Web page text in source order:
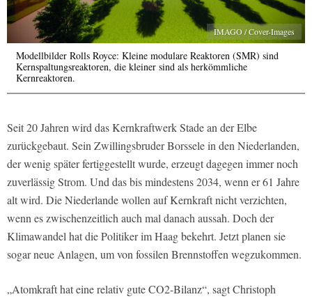
IMAGO / Cover-Images
Modellbilder Rolls Royce: Kleine modulare Reaktoren (SMR) sind
Kernspaltungsreaktoren, die kleiner sind als herkömmliche
Kernreaktoren.
Seit 20 Jahren wird das Kernkraftwerk Stade an der Elbe
zurückgebaut. Sein Zwillingsbruder Borssele in den Niederlanden,
der wenig später fertiggestellt wurde, erzeugt dagegen immer noch
zuverlässig Strom. Und das bis mindestens 2034, wenn er 61 Jahre
alt wird. Die Niederlande wollen auf Kernkraft nicht verzichten,
wenn es zwischenzeitlich auch mal danach aussah. Doch der
Klimawandel hat die Politiker im Haag bekehrt. Jetzt planen sie
sogar neue Anlagen, um von fossilen Brennstoffen wegzukommen.
„Atomkraft hat eine relativ gute CO2-Bilanz“, sagt Christoph